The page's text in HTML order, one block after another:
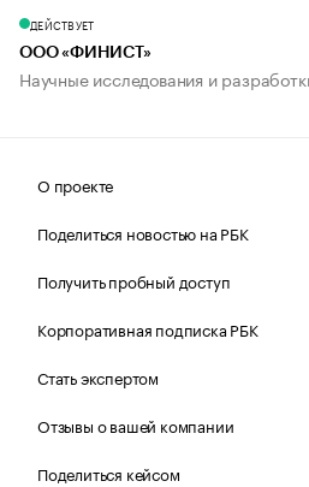
ДЕЙСТВУЕТ
ООО «ФИНИСТ»
Научные исследования и
О проекте
Поделиться новостью на РБК
Получить пробный доступ
Корпоративная подписка РБК
Стать экспертом
Отзывы о вашей компании
Поделиться кейсом